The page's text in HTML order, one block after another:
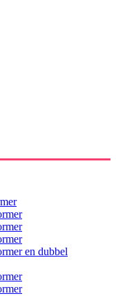
en dubbel